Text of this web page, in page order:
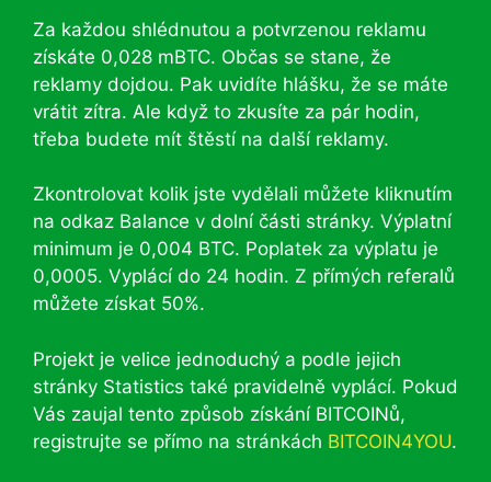
Za každou shlédnutou a potvrzenou reklamu
získáte 0,028 mBTC. Občas se stane, že
reklamy dojdou. Pak uvidíte hlášku, že se máte
vrátit zítra. Ale když to zkusíte za pár hodin,
třeba budete mít štěstí na další reklamy.
Zkontrolovat kolik jste vydělali můžete kliknutím
na odkaz Balance v dolní části stránky. Výplatní
minimum je 0,004 BTC. Poplatek za výplatu je
0,0005. Vyplácí do 24 hodin. Z přímých referalů
můžete získat 50%.
Projekt je velice jednoduchý a podle jejich
stránky Statistics také pravidelně vyplácí. Pokud
Vás zaujal tento způsob získání BITCOINů,
registrujte se přímo na stránkách BITCOIN4YOU.